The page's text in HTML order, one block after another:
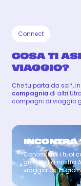
Connect
COSA TI
VIAGGIO?
Che tu parta da sol*,
compagnia di altri
compagni di viaggio
INCONTRA
Conoscerai i tuoi
grazie alla nostra
viaggiatori 15
Coach
MARCO